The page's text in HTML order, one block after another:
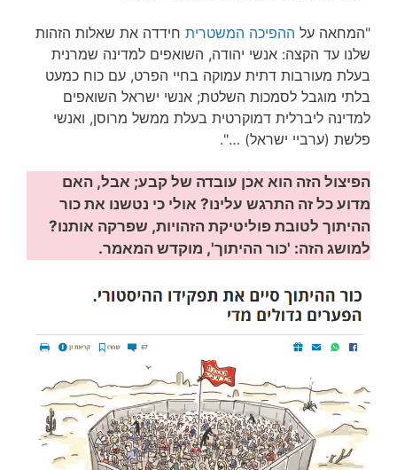
"המחאה על ההפיכה המשטרית חידדה את שאלות הזהות
שלנו עד הקצה: אנשי יהודה, השואפים למדינה שמרנית
בעלת מעורבות דתית עמוקה בחיי הפרט, עם כוח כמעט
בלתי מוגבל לסמכות השלטת; אנשי ישראל השואפים
למדינה ליברלית דמוקרטית בעלת ממשל מרוסן, ואנשי
פלשת (ערביי ישראל) …".
הפיצול הזה הוא אכן עובדה של קבע; אבל, האם
מדוע כל זה התרגש עלינו? אולי כי נטשנו את כור
ההיתוך לטובת פוליטיקת הזהויות, שפרקה אותנו?
למושג הזה: 'כור ההיתוך', מוקדש המאמר.